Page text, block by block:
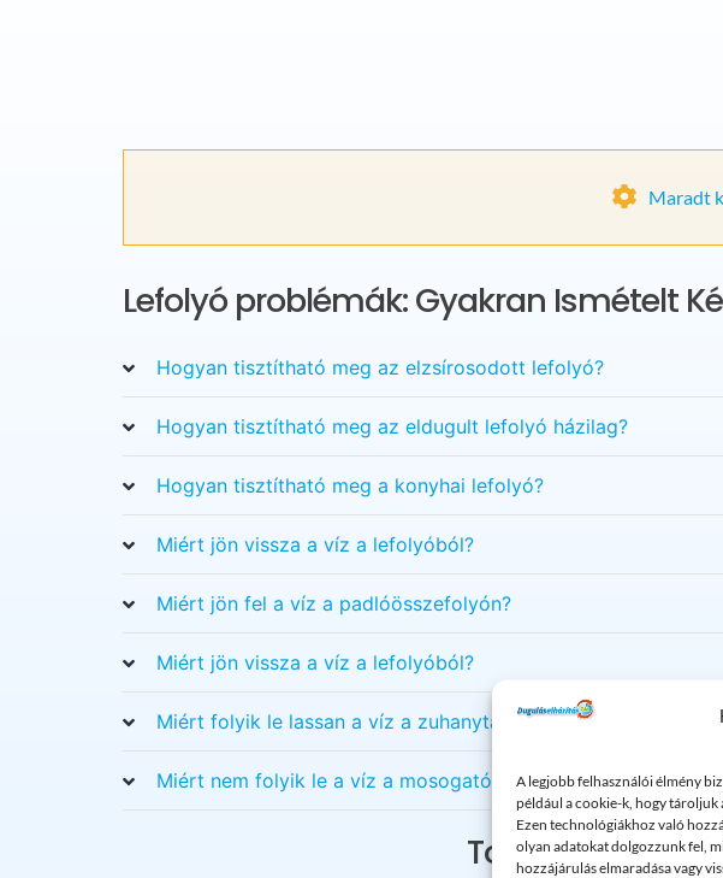
A legjobb felhasználói élmény
például a cookie-k, hogy
Ezen technológiákhoz való
olyan adatokat dolgozzunk fel,
hozzájárulás elmaradása vagy
Maradt
Lefolyó problémák: Gyakran Ismételt
Hogyan tisztítható meg az elzsírosodott lefolyó?
Hogyan tisztítható meg az eldugult lefolyó házilag?
Hogyan tisztítható meg a konyhai lefolyó?
Miért jön vissza a víz a lefolyóból?
Miért jön fel a víz a padlóösszefolyón?
Miért jön vissza a víz a lefolyóból?
Miért folyik le lassan a víz a zuhanytálcából?
Miért nem folyik le a víz a mosogatóban?
További